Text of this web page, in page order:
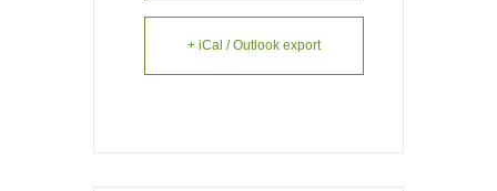
+ iCal / Outlook export